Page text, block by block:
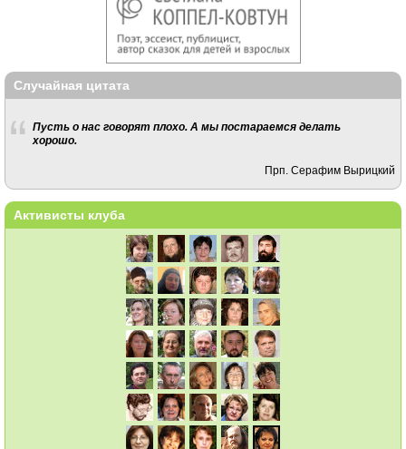
Случайная цитата
Пусть о нас говорят плохо. А мы постараемся делать
хорошо.
Прп. Серафим Вырицкий
Активисты клуба